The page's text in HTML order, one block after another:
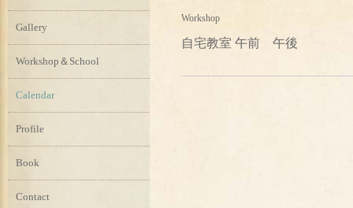
Workshop
自宅教室 午前 午後
Gallery
Workshop＆School
Calendar
Profile
Book
Contact